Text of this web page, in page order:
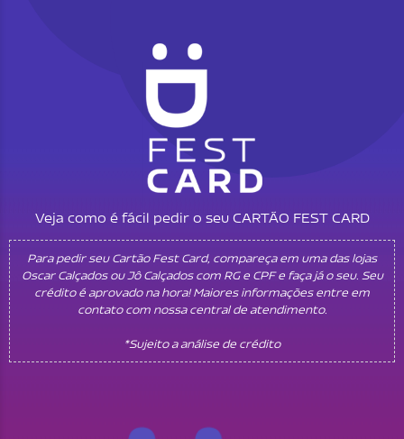
Veja como é fácil pedir o seu CARTÃO FEST CARD
Para pedir seu Cartão Fest Card, compareça em uma das lojas
Oscar Calçados ou Jô Calçados com RG e CPF e faça já o seu. Seu
crédito é aprovado na hora! Maiores informações entre em
contato com nossa central de atendimento.
*Sujeito a análise de crédito